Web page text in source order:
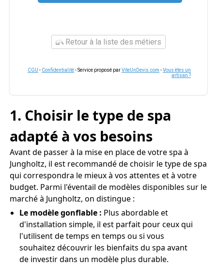
Retour à la liste des métiers
CGU - Confidentialité- Service proposé parViteUnDevis.com -Vous êtes un
artisan ?
1. Choisir le type de spa
adapté à vos besoins
Avant de passer à la mise en place de votre spa à
Jungholtz, il est recommandé de choisir le type de spa
qui correspondra le mieux à vos attentes et à votre
budget. Parmi l'éventail de modèles disponibles sur le
marché à Jungholtz, on distingue :
Le modèle gonflable : Plus abordable et
d'installation simple, il est parfait pour ceux qui
l'utilisent de temps en temps ou si vous
souhaitez découvrir les bienfaits du spa avant
de investir dans un modèle plus durable.